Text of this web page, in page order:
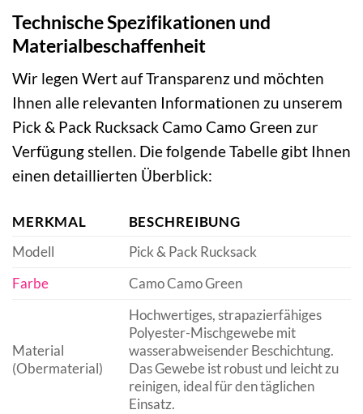
Technische Spezifikationen und
Materialbeschaffenheit
Wir legen Wert auf Transparenz und möchten
Ihnen alle relevanten Informationen zu unserem
Pick & Pack Rucksack Camo Camo Green zur
Verfügung stellen. Die folgende Tabelle gibt Ihnen
einen detaillierten Überblick:
MERKMAL
BESCHREIBUNG
Modell
Pick & Pack Rucksack
Farbe
Camo Camo Green
Material
(Obermaterial)
Hochwertiges, strapazierfähiges
Polyester-Mischgewebe mit
wasserabweisender Beschichtung.
Das Gewebe ist robust und leicht zu
reinigen, ideal für den täglichen
Einsatz.